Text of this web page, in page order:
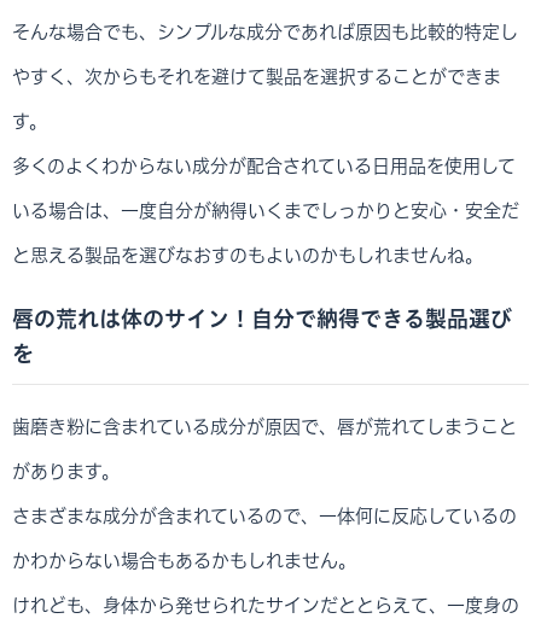
そんな場合でも、シンプルな成分であれば原因も比較的特定し
やすく、次からもそれを避けて製品を選択することができま
す。
多くのよくわからない成分が配合されている日用品を使用して
いる場合は、一度自分が納得いくまでしっかりと安心・安全だ
と思える製品を選びなおすのもよいのかもしれませんね。
唇の荒れは体のサイン！自分で納得できる製品選び
を
歯磨き粉に含まれている成分が原因で、唇が荒れてしまうこと
があります。
さまざまな成分が含まれているので、一体何に反応しているの
かわからない場合もあるかもしれません。
けれども、身体から発せられたサインだととらえて、一度身の